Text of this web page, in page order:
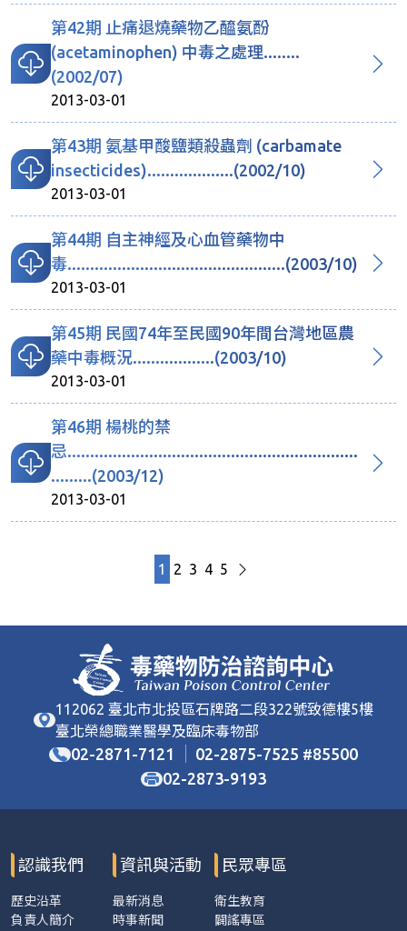
第42期 止痛退燒藥物乙醯氨酚
(acetaminophen) 中毒之處理........
(2002/07)
2013-03-01
第43期 氨基甲酸鹽類殺蟲劑 (carbamate
insecticides)...................(2002/10)
2013-03-01
第44期 自主神經及心血管藥物中
毒................................................(2003/10)
2013-03-01
第45期 民國74年至民國90年間台灣地區農
藥中毒概況..................(2003/10)
2013-03-01
第46期 楊桃的禁
忌................................................................
.........(2003/12)
2013-03-01
1 2 3 4 5
112062 臺北市北投區石牌路二段322號致德樓5樓
臺北榮總職業醫學及臨床毒物部
02-2871-7121 02-2875-7525 #85500
02-2873-9193
認識我們
歷史沿革
負責人簡介
資訊與活動
最新消息
時事新聞
民眾專區
衛生教育
闢謠專區